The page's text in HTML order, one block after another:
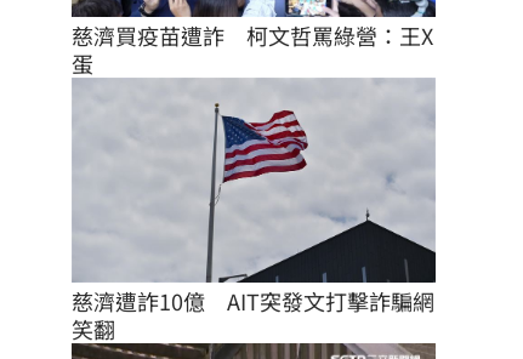
慈濟買疫苗遭詐　柯文哲罵綠營：王X
蛋
慈濟遭詐10億　AIT突發文打擊詐騙網
笑翻